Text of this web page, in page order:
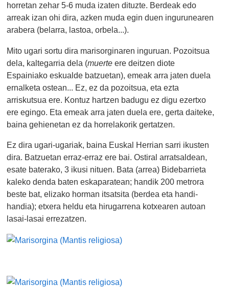
horretan zehar 5-6 muda izaten dituzte. Berdeak edo
arreak izan ohi dira, azken muda egin duen ingurunearen
arabera (belarra, lastoa, orbela...).
Mito ugari sortu dira marisorginaren inguruan. Pozoitsua
dela, kaltegarria dela (muerte ere deitzen diote
Espainiako eskualde batzuetan), emeak arra jaten duela
ernalketa ostean... Ez, ez da pozoitsua, eta ezta
arriskutsua ere. Kontuz hartzen badugu ez digu ezertxo
ere egingo. Eta emeak arra jaten duela ere, gerta daiteke,
baina gehienetan ez da horrelakorik gertatzen.
Ez dira ugari-ugariak, baina Euskal Herrian sarri ikusten
dira. Batzuetan erraz-erraz ere bai. Ostiral arratsaldean,
esate baterako, 3 ikusi nituen. Bata (arrea) Bidebarrieta
kaleko denda baten eskaparatean; handik 200 metrora
beste bat, elizako horman itsatsita (berdea eta handi-
handia); etxera heldu eta hirugarrena kotxearen autoan
lasai-lasai errezatzen.